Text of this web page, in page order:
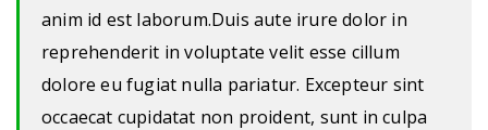
anim id est laborum.Duis aute irure dolor in
reprehenderit in voluptate velit esse cillum
dolore eu fugiat nulla pariatur. Excepteur sint
occaecat cupidatat non proident, sunt in culpa